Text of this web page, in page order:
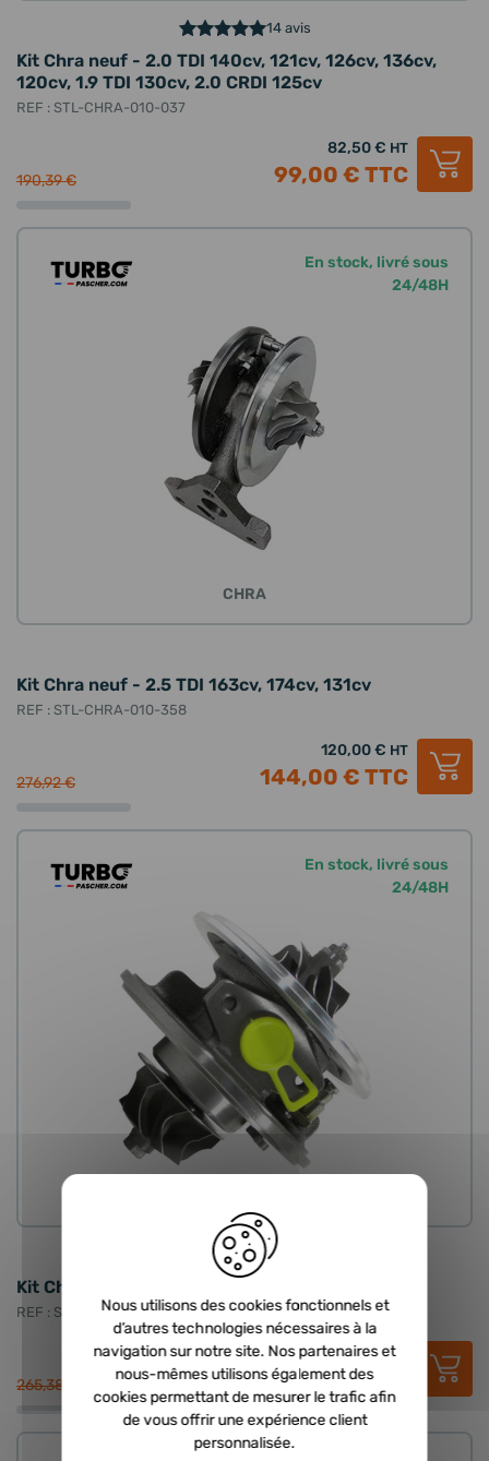
14 avis
Kit Chra neuf - 2.0 TDI 140cv, 121cv, 126cv, 136cv,
120cv, 1.9 TDI 130cv, 2.0 CRDI 125cv
REF : STL-CHRA-010-037
190,39 €
82,50 € HT
99,00 € TTC
En stock, livré sous
24/48H
CHRA
Kit Chra neuf - 2.5 TDI 163cv, 174cv, 131cv
REF : STL-CHRA-010-358
276,92 €
120,00 € HT
144,00 € TTC
En stock, livré sous
24/48H
3 avis
Kit Chra neuf - 1.9 TDI 90cv, 110cv, 115cv, 100cv
REF : STL-CHRA-010-056
265,38 €
115,00 €HT
138,00 €TTC
Nous utilisons des cookies fonctionnels et
d’autres technologies nécessaires à la
navigation sur notre site. Nos partenaires et
nous-mêmes utilisons également des
cookies permettant de mesurer le trafic afin
de vous offrir une expérience client
personnalisée.